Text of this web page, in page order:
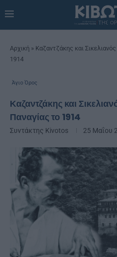
Αρχική » Καζαντζάκης και
1914
Άγιο Όρος
Καζαντζάκης και
Παναγίας το 1914
Συντάκτης Kivotos 25 Μαΐου